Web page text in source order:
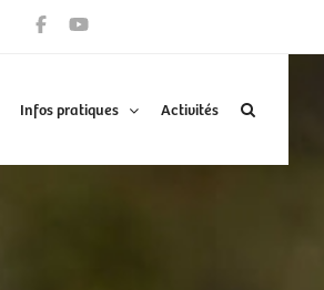
Infos pratiques Activités